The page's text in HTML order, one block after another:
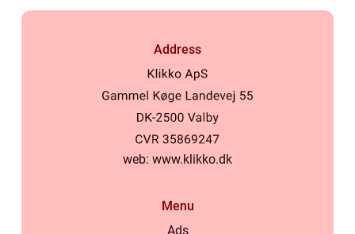
Address
web: www.klikko.dk
Menu
Ads